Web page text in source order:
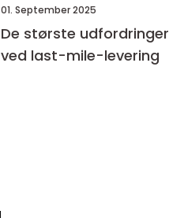
01. September 2025
De største udfordringer
ved last-mile-levering